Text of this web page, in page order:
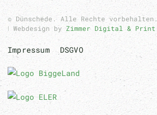
© Dünschede. Alle Rechte vorbehalten.
ǀ Webdesign by Zimmer Digital & Print
Impressum DSGVO